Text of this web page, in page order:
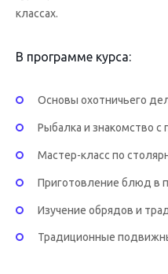
классах.
В программе курса:
Основы охотничьего
Рыбалка и знакомство с
Мастер-класс по
Приготовление блюд в
Изучение обрядов и
Традиционные